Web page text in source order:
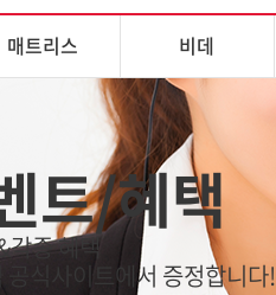
매트리스 비데
트/혜택
각종 혜택
공식사이트에서 증정합니다!